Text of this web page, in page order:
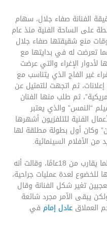
الفنانة صفاء جلال، سهام
الإسكندرية عام 1972، نشطة على الساحة الفنية منذ عام
منع شقيقتها صفاء جلال
تعرضت له في بدايتها مع
الإغراء والتي عرضت
غير الفاج الذي يتناسب مع
ثم اتجهت للتمثيل عن
ثم طلب منها الفنان
“النمس” والذي يعتبر
الفنية للتلفزيون أشهرها
وكان أول بطولة مطلقة لها
الأفلام السينمائية.
بينت سهام سبب تغيبها عن الساحة لما يقارب من 18عامًا، وقالت أنه
لعدة عمليات جراحية،
تغير شكل الفنانة وقال
يبقى الأمر مجرد شائعة
العملاق عادل إمام في